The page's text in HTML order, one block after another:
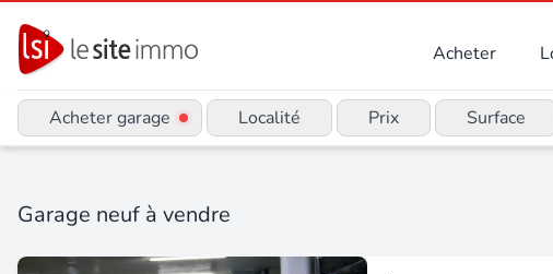
Acheter
Acheter garage Localité Prix Surface
Garage neuf à vendre